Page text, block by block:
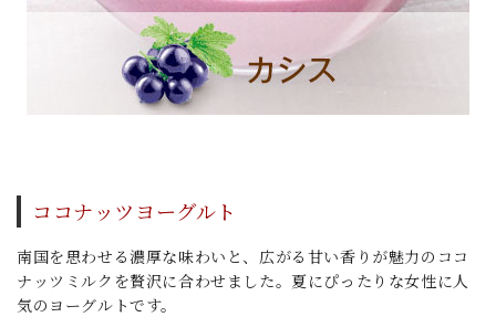
ココナッツヨーグルト
南国を思わせる濃厚な味わいと、広がる甘い香りが魅力のココ
ナッツミルクを贅沢に合わせました。夏にぴったりな女性に人
気のヨーグルトです。